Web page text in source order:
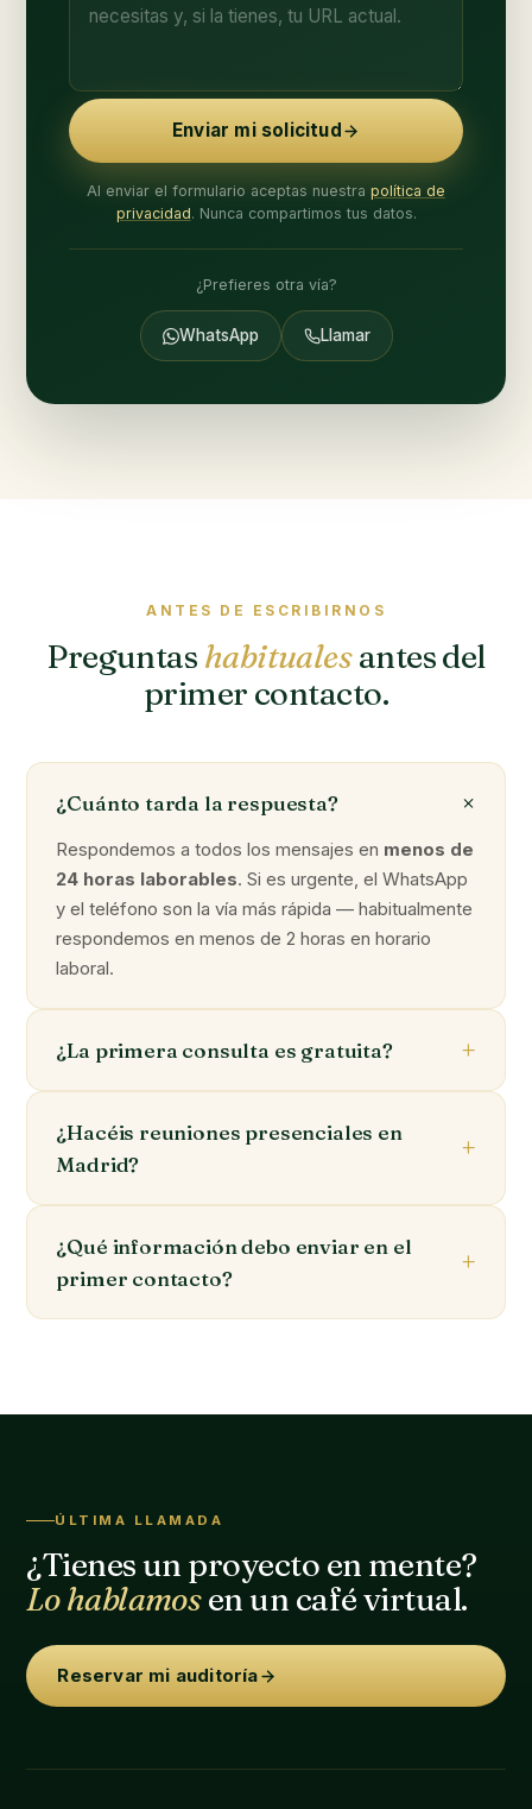
Enviar mi solicitud
Al enviar el formulario aceptas nuestra política de
privacidad. Nunca compartimos tus datos.
¿Prefieres otra vía?
WhatsApp Llamar
ANTES DE ESCRIBIRNOS
Preguntas habitualesantes del
primer contacto.
¿Cuánto tarda la respuesta?
Respondemos a todos los mensajes en menos de
24 horas laborables. Si es urgente, el WhatsApp
y el teléfono son la vía más rápida — habitualmente
respondemos en menos de 2 horas en horario
laboral.
¿La primera consulta es gratuita?
¿Hacéis reuniones presenciales en
Madrid?
¿Qué información debo enviar en el
primer contacto?
ÚLTIMA LLAMADA
¿Tienes un proyecto en mente?
Lo hablamosen un café virtual.
Reservar mi auditoría